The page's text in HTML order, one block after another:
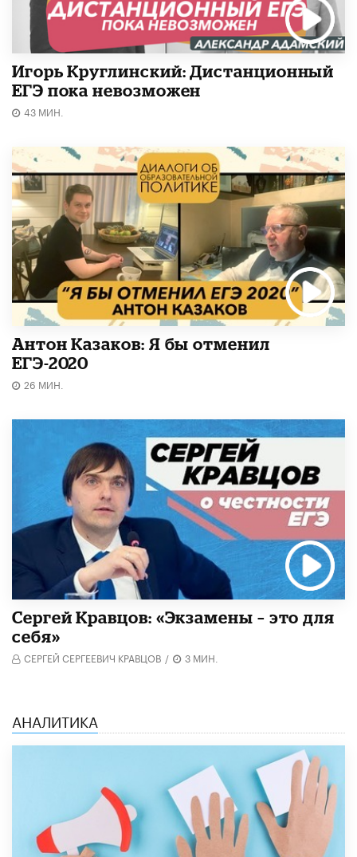
Игорь Круглинский: Дистанционный
ЕГЭ пока невозможен
43 МИН.
Антон Казаков: Я бы отменил
ЕГЭ-2020
26 МИН.
Сергей Кравцов: «Экзамены – это для
себя»
СЕРГЕЙ СЕРГЕЕВИЧ КРАВЦОВ / 3 МИН.
АНАЛИТИКА